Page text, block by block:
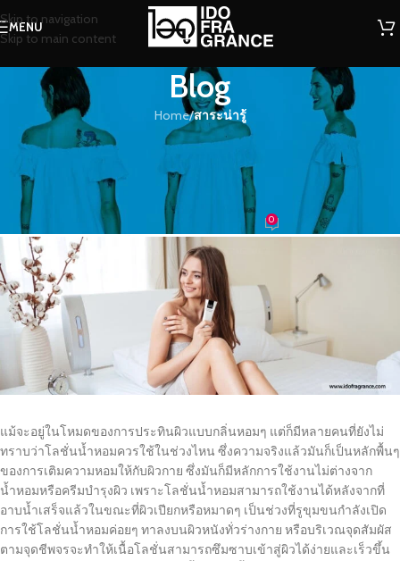
Skip to navigation
Skip to main content
MENU
Blog
Home/สาระน่ารู้
สาระน่ารู้
ความจำเป็นในการใช้โลชั่นน้ำหอม??
ควรใช้เมื่อไหร่จึงจะเห็นผล?
น้ำหอม On 30/06/2021 0
แม้จะอยู่ในโหมดของการประทินผิวแบบกลิ่นหอมๆ แต่ก็มีหลายคนที่ยังไม่
ทราบว่าโลชั่นน้ำหอมควรใช้ในช่วงไหน ซึ่งความจริงแล้วมันก็เป็นหลักพื้นๆ
ของการเติมความหอมให้กับผิวกาย ซึ่งมันก็มีหลักการใช้งานไม่ต่างจาก
น้ำหอมหรือครีมบำรุงผิว เพราะโลชั่นน้ำหอมสามารถใช้งานได้หลังจากที่
อาบน้ำเสร็จแล้วในขณะที่ผิวเปียกหรือหมาดๆ เป็นช่วงที่รูขุมขนกำลังเปิด
การใช้โลชั่นน้ำหอมค่อยๆ ทาลงบนผิวหนังทั่วร่างกาย หรือบริเวณจุดสัมผัส
ตามจุดชีพจรจะทำให้เนื้อโลชั่นสามารถซึมซาบเข้าสู่ผิวได้ง่ายและเร็วขึ้น